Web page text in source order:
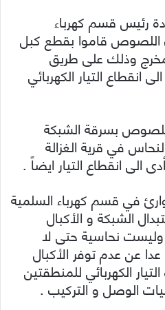
رئيس قسم كهرباء
اللصوص قاموا بقطع كبل
وذلك على طريق
انقطاع التيار الكهربائي
بسرقة الشبكة
في قرية الغزالة
الى انقطاع التيار ايضاً .
في قسم كهرباء السلمية
الشبكة و الأكبال
وليست نحاسية حتى لا
عن عدم توفر الأكبال
الكهربائي للمنطقتين
الوصل و التركيب .